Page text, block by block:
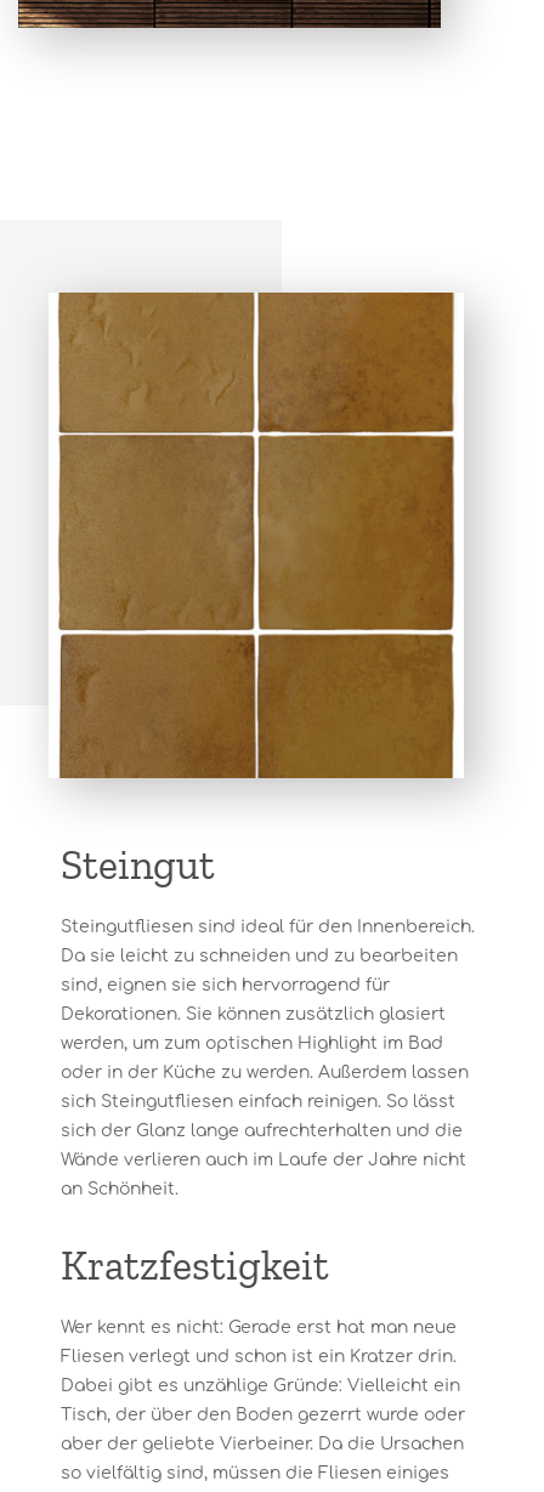
Steingut
Steingutfliesen sind ideal für den Innenbereich.
Da sie leicht zu schneiden und zu bearbeiten
sind, eignen sie sich hervorragend für
Dekorationen. Sie können zusätzlich glasiert
werden, um zum optischen Highlight im Bad
oder in der Küche zu werden. Außerdem lassen
sich Steingutfliesen einfach reinigen. So lässt
sich der Glanz lange aufrechterhalten und die
Wände verlieren auch im Laufe der Jahre nicht
an Schönheit.
Kratzfestigkeit
Wer kennt es nicht: Gerade erst hat man neue
Fliesen verlegt und schon ist ein Kratzer drin.
Dabei gibt es unzählige Gründe: Vielleicht ein
Tisch, der über den Boden gezerrt wurde oder
aber der geliebte Vierbeiner. Da die Ursachen
so vielfältig sind, müssen die Fliesen einiges